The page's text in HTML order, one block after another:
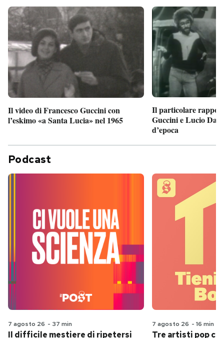
Il video di Francesco Guccini con
l’eskimo «a Santa Lucia» nel 1965
Il particolare
Guccini e Lucio
d’epoca
Podcast
7 agosto 26 - 37 min
Il difficile mestiere di ripetersi
7 agosto 26 - 16 min
Tre artisti pop